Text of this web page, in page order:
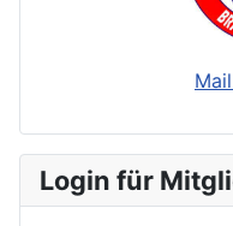
Login für